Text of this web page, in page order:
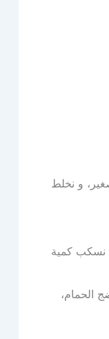
و نخلط
نسكب كمية
الحمام،